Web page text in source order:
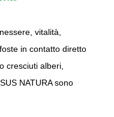
vitalità,
in contatto diretto
cresciuti alberi,
NATURA sono